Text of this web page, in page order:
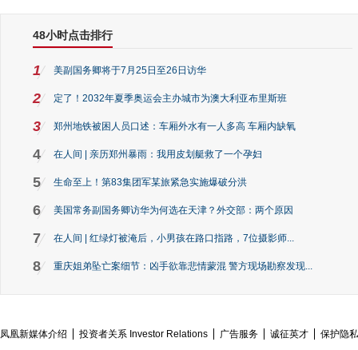
48小时点击排行
1 美副国务卿将于7月25日至26日访华
2 定了！2032年夏季奥运会主办城市为澳大利亚布里斯班
3 郑州地铁被困人员口述：车厢外水有一人多高 车厢内缺氧
4 在人间 | 亲历郑州暴雨：我用皮划艇救了一个孕妇
5 生命至上！第83集团军某旅紧急实施爆破分洪
6 美国常务副国务卿访华为何选在天津？外交部：两个原因
7 在人间 | 红绿灯被淹后，小男孩在路口指路，7位摄影师...
8 重庆姐弟坠亡案细节：凶手欲靠悲情蒙混 警方现场勘察发现...
凤凰新媒体介绍 投资者关系 Investor Relations 广告服务 诚征英才
保护隐